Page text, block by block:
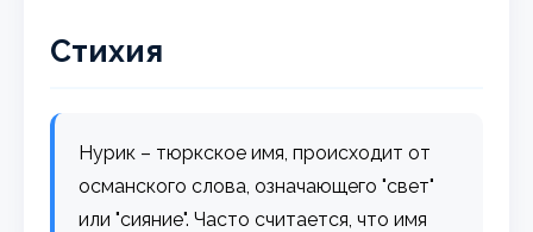
Стихия
Нурик – тюркское имя, происходит от
османского слова, означающего "свет"
или "сияние". Часто считается, что имя